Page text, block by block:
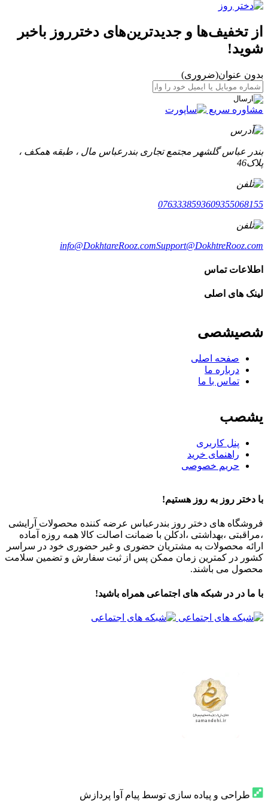
از تخفیف‌ها و جدیدترین‌های دخترروز باخبر
شوید!
بدون عنوان(ضروری)
مشاوره سریع
بندر عباس گلشهر مجتمع تجاری بندرعباس مال ، طبقه همکف ،
پلاک46
0763338593609355068155
info@DokhtareRooz.comSupport@DokhtreRooz.com
اطلاعات تماس
لینک های اصلی
شصیشصی
صفحه اصلی
درباره ما
تماس با ما
یشصب
پنل کاربری
راهنمای خرید
حریم خصوصی
با دختر روز به روز هستیم!
فروشگاه های دختر روز بندرعباس عرضه کننده محصولات آرایشی
،مراقبتی ،بهداشتی ،ادکلن با ضمانت اصالت کالا همه روزه آماده
ارائه محصولات به مشتریان حضوری و غیر حضوری خود در سراسر
کشور در کمترین زمان ممکن پس از ثبت سفارش و تضمین سلامت
محصول می باشند.
با ما در در شبکه های اجتماعی همراه باشید!
طراحی و پیاده سازی توسط پیام آوا پردازش